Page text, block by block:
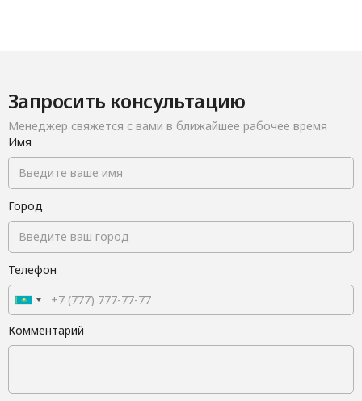
Запросить консультацию
Менеджер свяжется с вами в ближайшее рабочее время
Имя
Город
Телефон
Комментарий